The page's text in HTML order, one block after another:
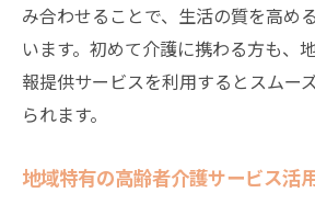
み合わせることで、生活の質を高め
います。初めて介護に携わる方も、
報提供サービスを利用するとスムー
られます。
地域特有の高齢者介護サービス活